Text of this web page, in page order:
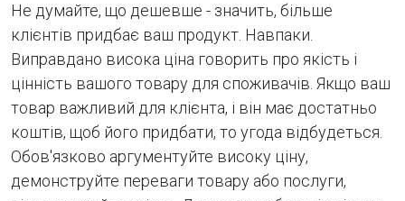
Не думайте, що дешевше - значить, більше
клієнтів придбає ваш продукт. Навпаки.
Виправдано висока ціна говорить про якість і
цінність вашого товару для споживачів. Якщо ваш
товар важливий для клієнта, і він має достатньо
коштів, щоб його придбати, то угода відбудеться.
Обов'язково аргументуйте високу ціну,
демонструйте переваги товару або послуги,